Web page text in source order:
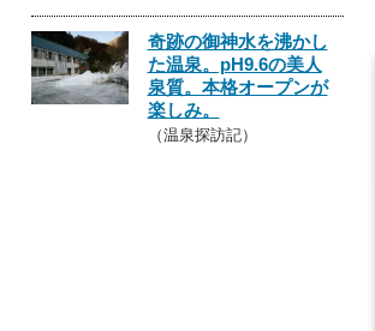
奇跡の御神水を沸かし
た温泉。pH9.6の美人
泉質。本格オープンが
楽しみ。
（温泉探訪記）